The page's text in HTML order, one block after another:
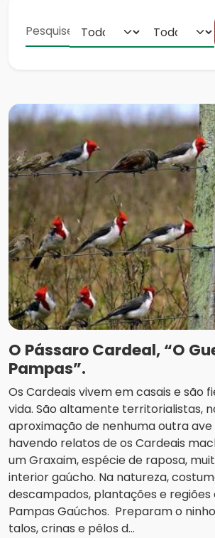
O Pássaro Cardeal, “O
Pampas”.
Os Cardeais vivem em casais e são
vida. São altamente territorialistas,
aproximação de nenhuma outra ave
havendo relatos de os Cardeais
um Graxaim, espécie de raposa,
interior gaúcho. Na natureza,
descampados, plantações e regiões
Pampas Gaúchos. Preparam o
talos, crinas e pêlos d...